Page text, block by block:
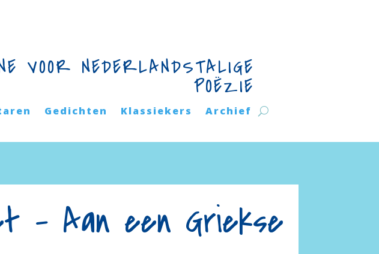
VOOR NEDERLANDSTALIGE
POËZIE
Gedichten Klassiekers Archief
– Aan een Griekse